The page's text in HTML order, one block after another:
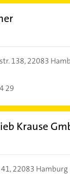
138,22083
29
Krause
22083 Hamburg